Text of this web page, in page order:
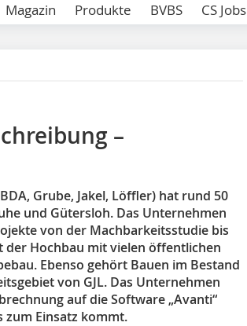
Magazin Produkte BVBS CS Jobs
–
Grube, Jakel, Löffler) hat rund 50
und Gütersloh. Das Unternehmen
von der Machbarkeitsstudie bis
Hochbau mit vielen öffentlichen
Ebenso gehört Bauen im Bestand
von GJL. Das Unternehmen
auf die Software „Avanti“
zum Einsatz kommt.